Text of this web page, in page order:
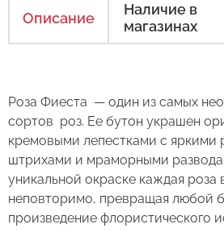
Описание
Наличие в
магазинах
Роза Фиеста — один из самых
сортов роз. Ее бутон украшен
кремовыми лепестками с
штрихами и мраморными
уникальной окраске каждая роза
неповторимо, превращая любой
произведение флористического
Как ухаживать
Есть несколько простых
в Вашем букете или
свежесть как можно дольше.
Правила ухода за срезанными
1. Переносите букеты в
бумаге.